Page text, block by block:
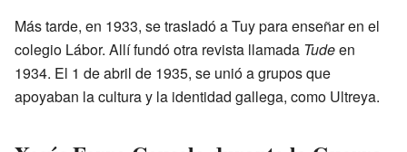
Más tarde, en 1933, se trasladó a Tuy para enseñar en el
colegio Lábor. Allí fundó otra revista llamada Tudeen
1934. El 1 de abril de 1935, se unió a grupos que
apoyaban la cultura y la identidad gallega, como Ultreya.